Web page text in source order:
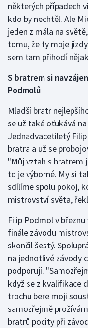
Lezení
Lyže a snowboard
Moderní pětiboj
Motorsport
Olympijské hry
Parasport
Plavání
Plážový volejbal
Ragby
Rychlobruslení
Rychlostní kanoistika
Short track
Sportovní střelba
Stolní tenis
některých případech
kdo by nechtěl. Ale
jeden z mála na
tomu, že ty moje
sem tam přihodí
S bratrem si
Podmolů
Mladší bratr
se už také oťukává
Jednadvacetiletý
bratra a už se
"Můj vztah s bratrem
to je výborné. My si
sdílíme spolu pokoj,
mistrovství světa,
Filip Podmol v
finále závodu
skončil šestý.
na jednotlivé závody
podporují.
když se z kvalifikace
trochu bere moji
samozřejmě
bratrů pocity při